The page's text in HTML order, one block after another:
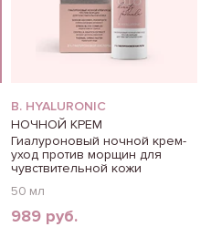
B. HYALURONIC
НОЧНОЙ КРЕМ
Гиалуроновый ночной крем-
уход против морщин для
чувствительной кожи
50 мл
989 руб.